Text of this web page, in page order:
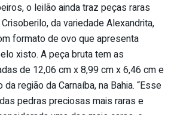
o leilão ainda traz peças raras
da variedade Alexandrita,
formato de ovo que apresenta
xisto. A peça bruta tem as
de 12,06 cm x 8,99 cm x 6,46 cm e
região da Carnaíba, na Bahia. “Esse
pedras preciosas mais raras e